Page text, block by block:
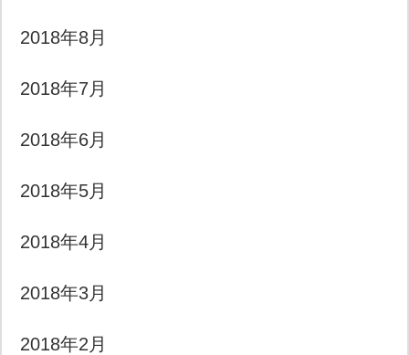
2018年8月
2018年7月
2018年6月
2018年5月
2018年4月
2018年3月
2018年2月